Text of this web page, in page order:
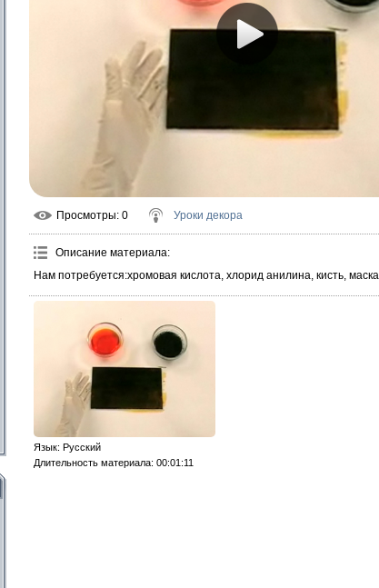
Просмотры: 0 Уроки декора
Описание материала:
Нам потребуется:хромовая кислота, хлорид анилина, кисть, маска.
Язык: Русский
Длительность материала: 00:01:11